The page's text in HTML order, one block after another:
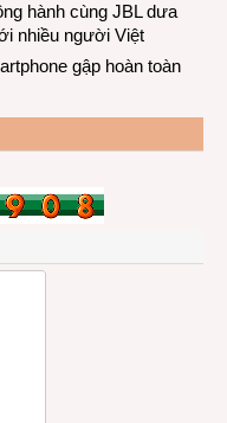
hành cùng JBL dưa
nhiều người Việt
gập hoàn toàn